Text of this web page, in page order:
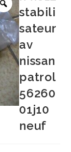
stabili
sateur
av
nissan
patrol
56260
01j10
neuf